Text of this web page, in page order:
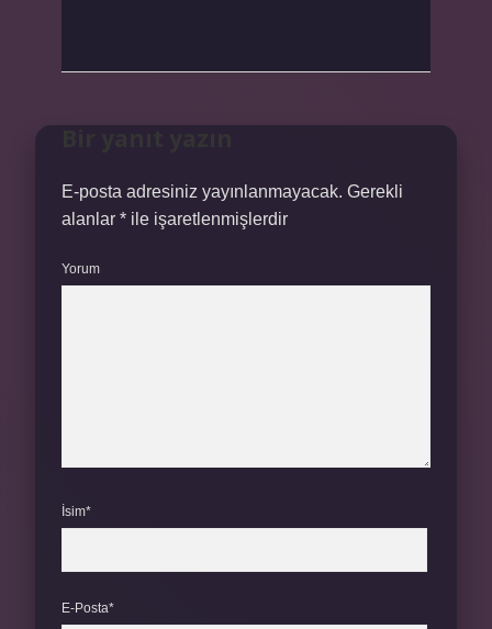
E-posta adresiniz yayınlanmayacak. Gerekli
alanlar * ile işaretlenmişlerdir
Yorum
İsim*
E-Posta*